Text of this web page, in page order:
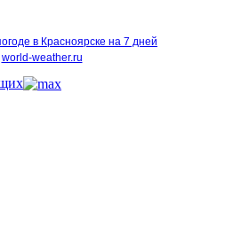
в Красноярске на 7 дней
world-weather.ru